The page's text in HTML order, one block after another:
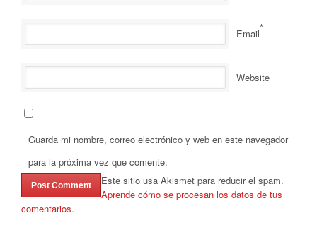
Email*
Website
Guarda mi nombre, correo electrónico y web en este navegador
para la próxima vez que comente.
Este sitio usa Akismet para reducir el spam.
Aprende cómo se procesan los datos de tus
comentarios.